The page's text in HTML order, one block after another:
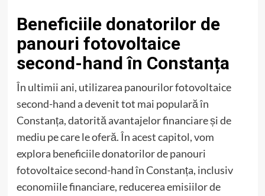
Beneficiile donatorilor de
panouri fotovoltaice
second-hand în Constanța
În ultimii ani, utilizarea panourilor fotovoltaice
second-hand a devenit tot mai populară în
Constanța, datorită avantajelor financiare și de
mediu pe care le oferă. În acest capitol, vom
explora beneficiile donatorilor de panouri
fotovoltaice second-hand în Constanța, inclusiv
economiile financiare, reducerea emisiilor de